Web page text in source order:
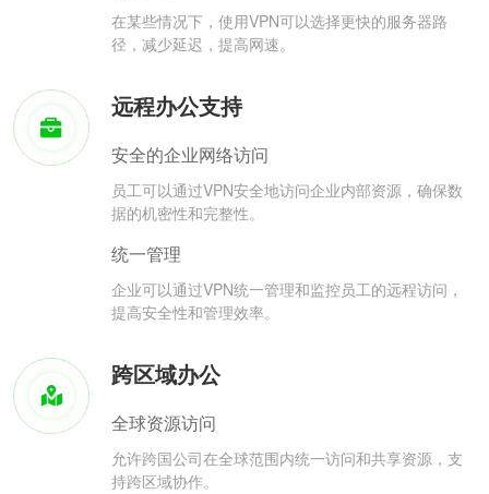
在某些情况下，使用VPN可以选择更快的服务器路
径，减少延迟，提高网速。
远程办公支持
安全的企业网络访问
员工可以通过VPN安全地访问企业内部资源，确保数
据的机密性和完整性。
统一管理
企业可以通过VPN统一管理和监控员工的远程访问，
提高安全性和管理效率。
跨区域办公
全球资源访问
允许跨国公司在全球范围内统一访问和共享资源，支
持跨区域协作。